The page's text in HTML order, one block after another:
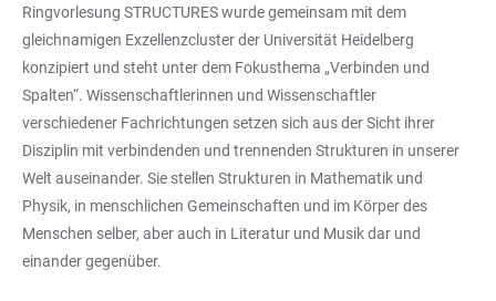
Ringvorlesung STRUCTURES wurde gemeinsam mit dem
gleichnamigen Exzellenzcluster der Universität Heidelberg
konzipiert und steht unter dem Fokusthema „Verbinden und
Spalten“. Wissenschaftlerinnen und Wissenschaftler
verschiedener Fachrichtungen setzen sich aus der Sicht ihrer
Disziplin mit verbindenden und trennenden Strukturen in unserer
Welt auseinander. Sie stellen Strukturen in Mathematik und
Physik, in menschlichen Gemeinschaften und im Körper des
Menschen selber, aber auch in Literatur und Musik dar und
einander gegenüber.